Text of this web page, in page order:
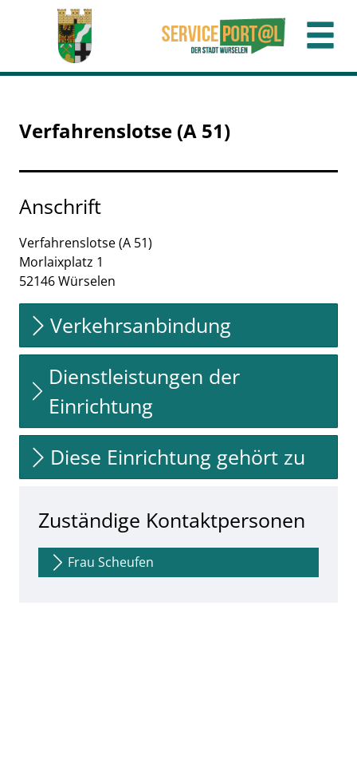
Zum Hauptinhalt springen
Zum Header
Zum Hauptinhalt
Zum Footer
Verfahrenslotse (A 51)
Anschrift
Verfahrenslotse (A 51)
Morlaixplatz 1
52146Würselen
Verkehrsanbindung
Dienstleistungen der
Einrichtung
Diese Einrichtung gehört zu
Zuständige Kontaktpersonen
Frau Scheufen